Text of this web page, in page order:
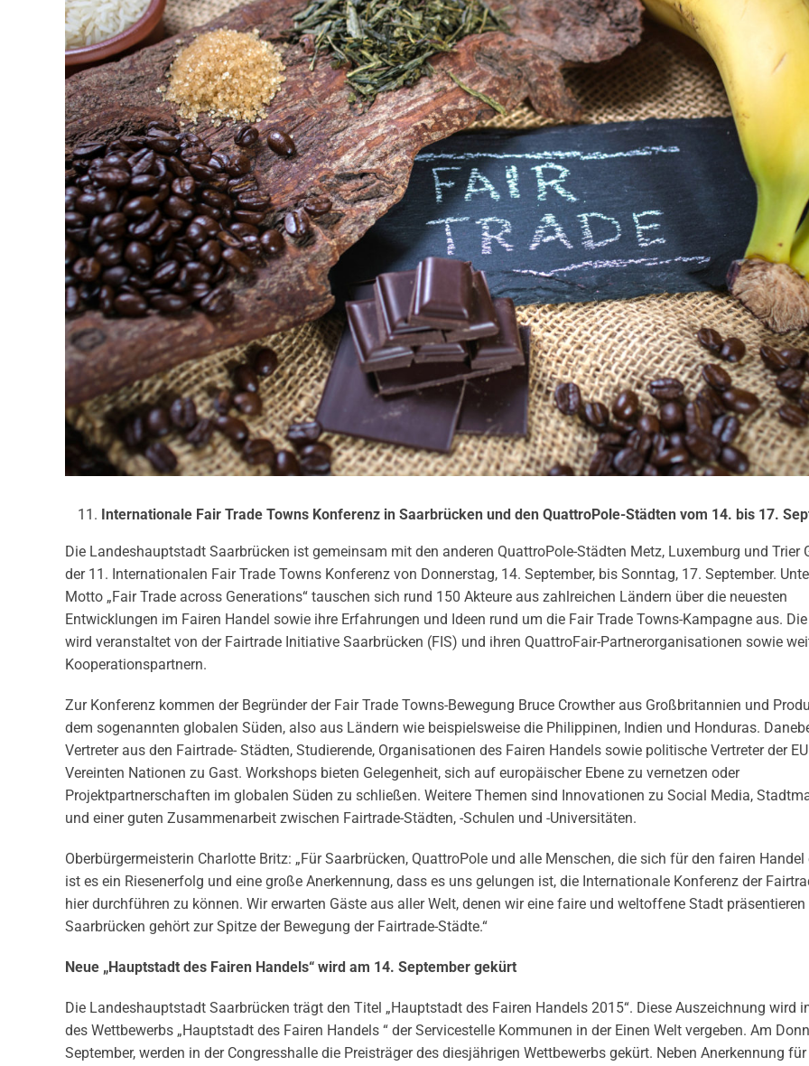
Internationale Fair Trade Towns Konferenz in Saarbrücken und den QuattroPole-Städten vom 14. bis 17.
Die Landeshauptstadt Saarbrücken ist gemeinsam mit den anderen QuattroPole-Städten Metz, Luxemburg und Trier
der 11. Internationalen Fair Trade Towns Konferenz von Donnerstag, 14. September, bis Sonntag, 17. September.
Motto „Fair Trade across Generations“ tauschen sich rund 150 Akteure aus zahlreichen Ländern über die neuesten
Entwicklungen im Fairen Handel sowie ihre Erfahrungen und Ideen rund um die Fair Trade Towns-Kampagne aus.
wird veranstaltet von der Fairtrade Initiative Saarbrücken (FIS) und ihren QuattroFair-Partnerorganisationen sowie
Kooperationspartnern.
Zur Konferenz kommen der Begründer der Fair Trade Towns-Bewegung Bruce Crowther aus Großbritannien und
dem sogenannten globalen Süden, also aus Ländern wie beispielsweise die Philippinen, Indien und Honduras.
Vertreter aus den Fairtrade- Städten, Studierende, Organisationen des Fairen Handels sowie politische Vertreter der
Vereinten Nationen zu Gast. Workshops bieten Gelegenheit, sich auf europäischer Ebene zu vernetzen oder
Projektpartnerschaften im globalen Süden zu schließen. Weitere Themen sind Innovationen zu Social Media,
und einer guten Zusammenarbeit zwischen Fairtrade-Städten, -Schulen und -Universitäten.
Oberbürgermeisterin Charlotte Britz: „Für Saarbrücken, QuattroPole und alle Menschen, die sich für den fairen Handel
ist es ein Riesenerfolg und eine große Anerkennung, dass es uns gelungen ist, die Internationale Konferenz der
hier durchführen zu können. Wir erwarten Gäste aus aller Welt, denen wir eine faire und weltoffene Stadt präsentieren
Saarbrücken gehört zur Spitze der Bewegung der Fairtrade-Städte.“
Neue „Hauptstadt des Fairen Handels“ wird am 14. September gekürt
Die Landeshauptstadt Saarbrücken trägt den Titel „Hauptstadt des Fairen Handels 2015“. Diese Auszeichnung wird
des Wettbewerbs „Hauptstadt des Fairen Handels “ der Servicestelle Kommunen in der Einen Welt vergeben. Am
September, werden in der Congresshalle die Preisträger des diesjährigen Wettbewerbs gekürt. Neben Anerkennung